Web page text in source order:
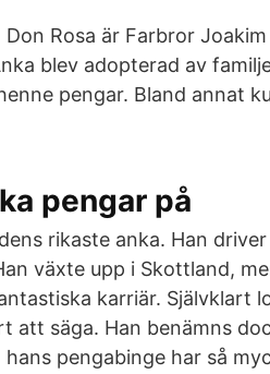
Rosa är Farbror
blev adopterad av
pengar. Bland annat
pengar på
rikaste anka. Han
växte upp i Skottland,
karriär. Självklart
att säga. Han benämns
pengabinge har så